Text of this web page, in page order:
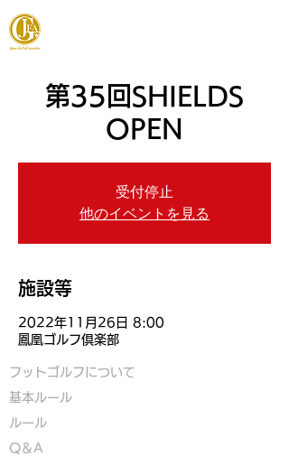
第35回SHIELDS
OPEN
受付停止
他のイベントを見る
施設等
2022年11月26日 8:00
鳳凰ゴルフ倶楽部
フットゴルフについて
基本ルール
ルール
Q＆A